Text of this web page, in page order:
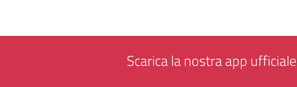
Scarica la nostra app